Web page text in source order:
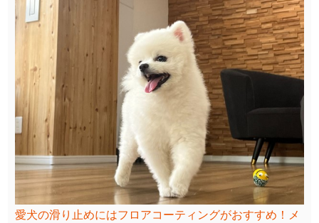
愛犬の滑り止めにはフロアコーティングがおすすめ！メ